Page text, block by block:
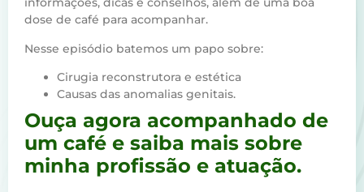
dose de café para acompanhar.
Nesse episódio batemos um papo sobre:
Cirugia reconstrutora e estética
Causas das anomalias genitais.
Ouça agora acompanhado de
um café e saiba mais sobre
minha profissão e atuação.